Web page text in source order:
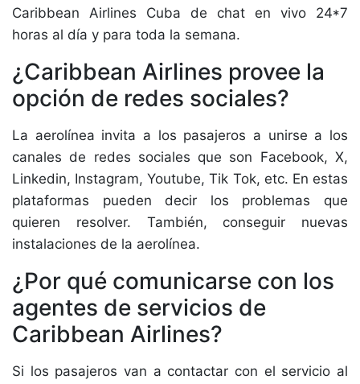
Caribbean Airlines Cuba de chat en vivo 24*7
horas al día y para toda la semana.
¿Caribbean Airlines provee la
opción de redes sociales?
La aerolínea invita a los pasajeros a unirse a los
canales de redes sociales que son Facebook, X,
Linkedin, Instagram, Youtube, Tik Tok, etc. En estas
plataformas pueden decir los problemas que
quieren resolver. También, conseguir nuevas
instalaciones de la aerolínea.
¿Por qué comunicarse con los
agentes de servicios de
Caribbean Airlines?
Si los pasajeros van a contactar con el servicio al